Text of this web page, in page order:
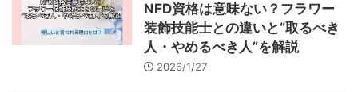
NFD資格は意味ない？フラワー
装飾技能士との違いと“取るべき
人・やめるべき人”を解説
2026/1/27